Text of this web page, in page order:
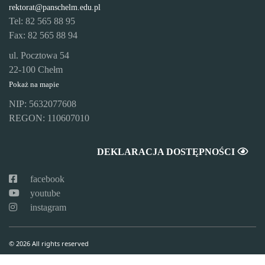
rektorat@panschelm.edu.pl
Tel: 82 565 88 95
Fax: 82 565 88 94
ul. Pocztowa 54
22-100 Chełm
Pokaż na mapie
NIP: 5632077608
REGON: 110607010
DEKLARACJA DOSTĘPNOŚCI
facebook
youtube
instagram
© 2026 All rights reserved